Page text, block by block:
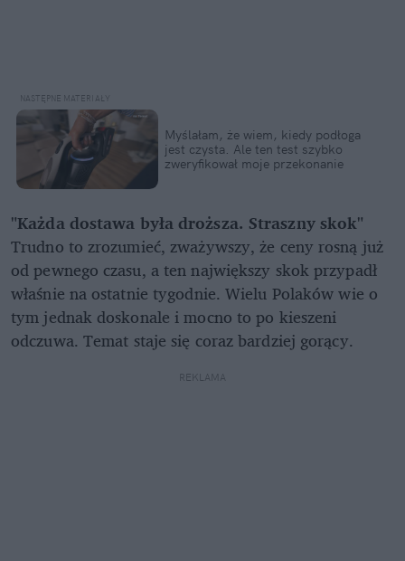
Myślałam, że wiem, kiedy podłoga
jest czysta. Ale ten test szybko
zweryfikował moje przekonanie
"Każda dostawa była droższa. Straszny skok"
Trudno to zrozumieć, zważywszy, że ceny rosną już
od pewnego czasu, a ten największy skok przypadł
właśnie na ostatnie tygodnie. Wielu Polaków wie o
tym jednak doskonale i mocno to po kieszeni
odczuwa. Temat staje się coraz bardziej gorący.
REKLAMA